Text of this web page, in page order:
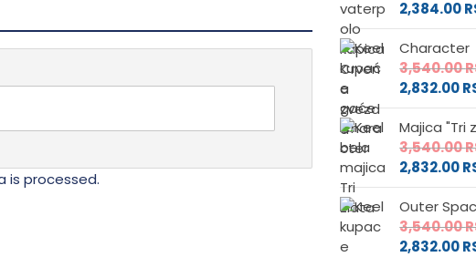
is processed.
2,384.00
Character
3,540.00
2,832.00
Majica "Tri
3,540.00
2,832.00
Outer
3,540.00
2,832.00